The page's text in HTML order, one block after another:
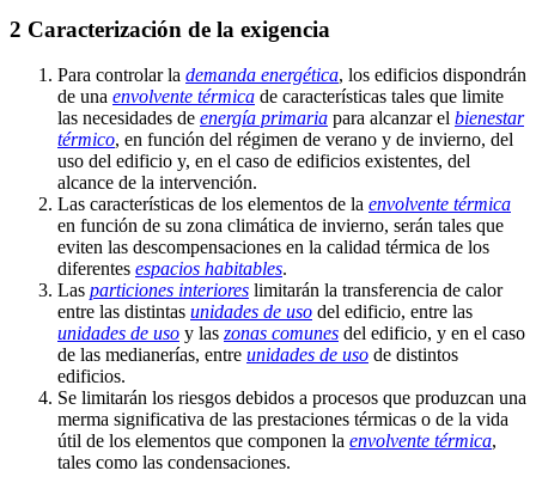
2 Caracterización de la exigencia
Para controlar la demanda energética, los edificios dispondrán
de una envolvente térmica de características tales que limite
las necesidades de energía primaria para alcanzar el bienestar
térmico, en función del régimen de verano y de invierno, del
uso del edificio y, en el caso de edificios existentes, del
alcance de la intervención.
Las características de los elementos de la envolvente térmica
en función de su zona climática de invierno, serán tales que
eviten las descompensaciones en la calidad térmica de los
diferentes espacios habitables.
Las particiones interiores limitarán la transferencia de calor
entre las distintas unidades de uso del edificio, entre las
unidades de uso y las zonas comunes del edificio, y en el caso
de las medianerías, entre unidades de uso de distintos
edificios.
Se limitarán los riesgos debidos a procesos que produzcan una
merma significativa de las prestaciones térmicas o de la vida
útil de los elementos que componen la envolvente térmica,
tales como las condensaciones.